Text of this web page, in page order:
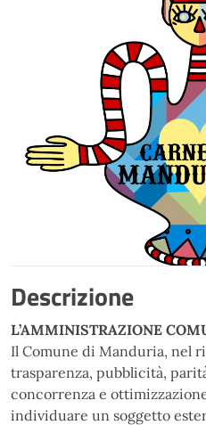
Descrizione
L’AMMINISTRAZIONE
Il Comune di Manduria, nel
trasparenza, pubblicità,
concorrenza e
individuare un soggetto